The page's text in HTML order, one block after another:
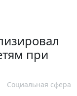
при
Социальная сфера